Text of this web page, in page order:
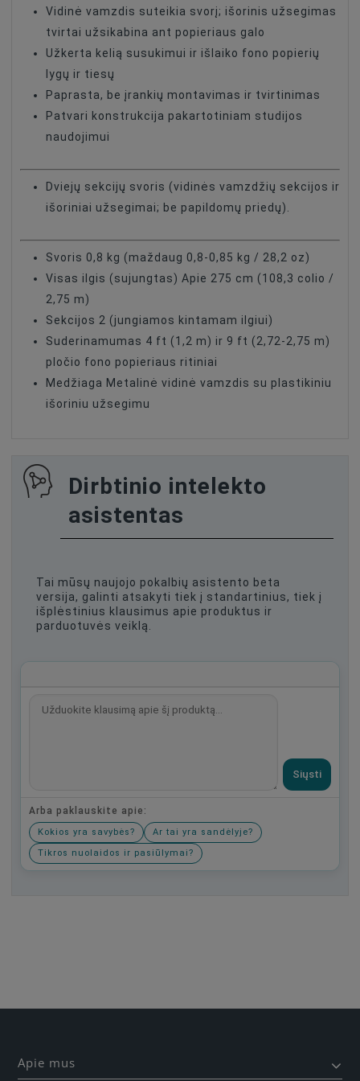
Vidinė vamzdis suteikia svorį; išorinis užsegimas
tvirtai užsikabina ant popieriaus galo
Užkerta kelią susukimui ir išlaiko fono popierių
lygų ir tiesų
Paprasta, be įrankių montavimas ir tvirtinimas
Patvari konstrukcija pakartotiniam studijos
naudojimui
Dviejų sekcijų svoris (vidinės vamzdžių sekcijos ir
išoriniai užsegimai; be papildomų priedų).
Svoris 0,8 kg (maždaug 0,8-0,85 kg / 28,2 oz)
Visas ilgis (sujungtas) Apie 275 cm (108,3 colio /
2,75 m)
Sekcijos 2 (jungiamos kintamam ilgiui)
Suderinamumas 4 ft (1,2 m) ir 9 ft (2,72-2,75 m)
pločio fono popieriaus ritiniai
Medžiaga Metalinė vidinė vamzdis su plastikiniu
išoriniu užsegimu
Dirbtinio intelekto
asistentas
Tai mūsų naujojo pokalbių asistento beta
versija, galinti atsakyti tiek į standartinius, tiek į
išplėstinius klausimus apie produktus ir
parduotuvės veiklą.
Siųsti
Arba paklauskite apie:
Kokios yra savybės?
Ar tai yra sandėlyje?
Tikros nuolaidos ir pasiūlymai?
Apie mus